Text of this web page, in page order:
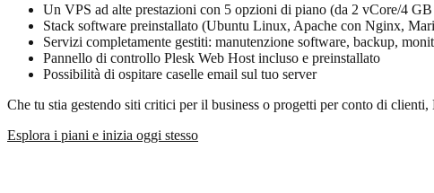
Un VPS ad alte prestazioni con 5 opzioni di piano (da 2 vCore/4
Stack software preinstallato (Ubuntu Linux, Apache con Nginx,
Servizi completamente gestiti: manutenzione software, backup,
Pannello di controllo Plesk Web Host incluso e preinstallato
Possibilità di ospitare caselle email sul tuo server
Che tu stia gestendo siti critici per il business o progetti per conto di
Esplora i piani e inizia oggi stesso